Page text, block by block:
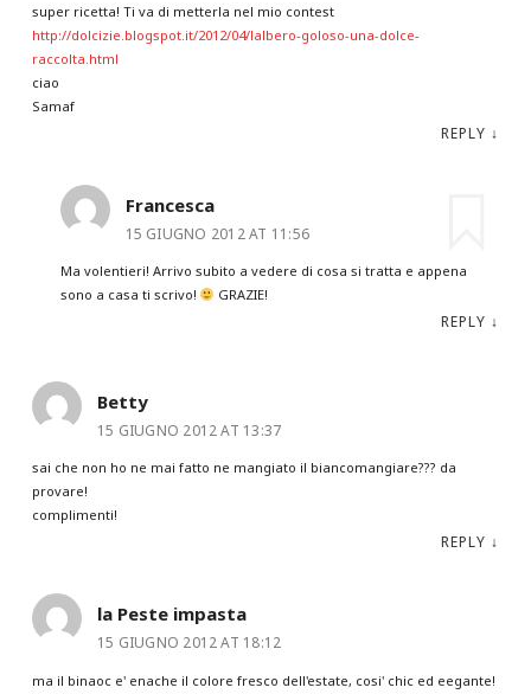
super ricetta! Ti va di metterla nel mio contest
http://dolcizie.blogspot.it/2012/04/lalbero-goloso-una-dolce-
raccolta.html
ciao
Samaf
REPLY ↓
Francesca
15 GIUGNO 2012 AT 11:56
Ma volentieri! Arrivo subito a vedere di cosa si tratta e appena
sono a casa ti scrivo!
GRAZIE!
REPLY ↓
Betty
15 GIUGNO 2012 AT 13:37
sai che non ho ne mai fatto ne mangiato il biancomangiare??? da
provare!
complimenti!
REPLY ↓
la Peste impasta
15 GIUGNO 2012 AT 18:12
ma il binaoc e' enache il colore fresco dell'estate, cosi' chic ed eegante!